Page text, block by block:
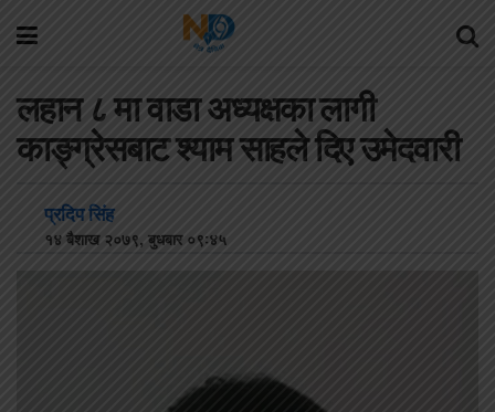
लहान ८ मा वाडा अध्यक्षका लागी
काङ्ग्रेसबाट श्याम साहले दिए उमेदवारी
प्रदिप सिंह
१४ बैशाख २०७९, बुधबार ०९:४५